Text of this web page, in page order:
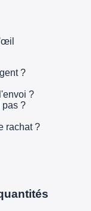
?
?
pas ?
rachat ?